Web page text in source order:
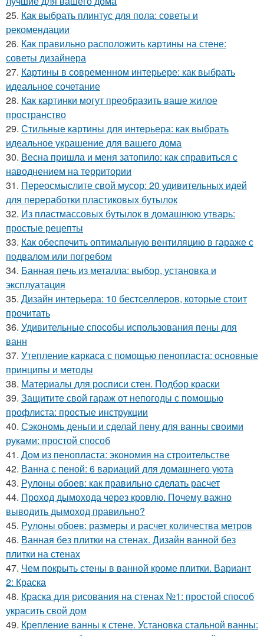
25. Как выбрать плинтус для пола: советы и
рекомендации
26. Как правильно расположить картины на стене:
советы дизайнера
27. Картины в современном интерьере: как выбрать
идеальное сочетание
28. Как картинки могут преобразить ваше жилое
пространство
29. Стильные картины для интерьера: как выбрать
идеальное украшение для вашего дома
30. Весна пришла и меня затопило: как справиться с
наводнением на территории
31. Переосмыслите свой мусор: 20 удивительных идей
для переработки пластиковых бутылок
32. Из пластмассовых бутылок в домашнюю утварь:
простые рецепты
33. Как обеспечить оптимальную вентиляцию в гараже с
подвалом или погребом
34. Банная печь из металла: выбор, установка и
эксплуатация
35. Дизайн интерьера: 10 бестселлеров, которые стоит
прочитать
36. Удивительные способы использования пены для
ванн
37. Утепление каркаса с помощью пенопласта: основные
принципы и методы
38. Материалы для росписи стен. Подбор краски
39. Защитите свой гараж от непогоды с помощью
профлиста: простые инструкции
40. Сэкономь деньги и сделай пену для ванны своими
руками: простой способ
41. Дом из пенопласта: экономия на строительстве
42. Ванна с пеной: 6 вариаций для домашнего уюта
43. Рулоны обоев: как правильно сделать расчет
44. Проход дымохода через кровлю. Почему важно
выводить дымоход правильно?
45. Рулоны обоев: размеры и расчет количества метров
46. Ванная без плитки на стенах. Дизайн ванной без
плитки на стенах
47. Чем покрыть стены в ванной кроме плитки. Вариант
2: Краска
48. Краска для рисования на стенах №1: простой способ
украсить свой дом
49. Крепление ванны к стене. Установка стальной ванны: